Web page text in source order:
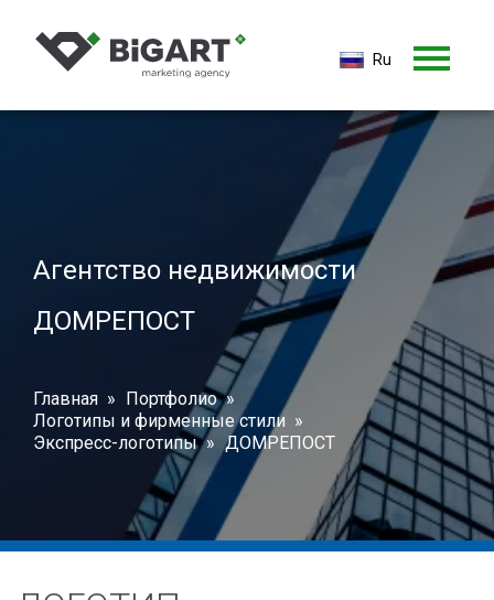
Ru
En
Агентство недвижимости
ДОМРЕПОСТ
Главная
Портфолио
Логотипы и фирменные стили
Экспресс-логотипы
ДОМРЕПОСТ